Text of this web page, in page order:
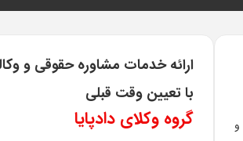
ارائه خدمات مشاوره حقوقی و
با تعیین وقت قبلی
گروه وکلای دادپایا